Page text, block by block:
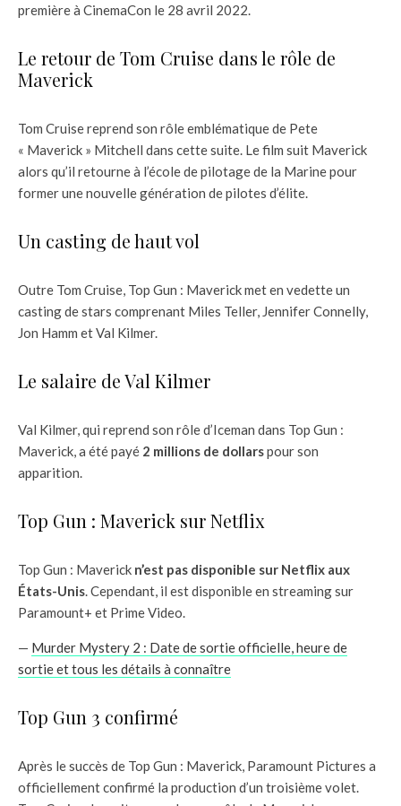
première à CinemaCon le 28 avril 2022.
Le retour de Tom Cruise dans le rôle de
Maverick
Tom Cruise reprend son rôle emblématique de Pete
« Maverick » Mitchell dans cette suite. Le film suit Maverick
alors qu’il retourne à l’école de pilotage de la Marine pour
former une nouvelle génération de pilotes d’élite.
Un casting de haut vol
Outre Tom Cruise, Top Gun : Maverick met en vedette un
casting de stars comprenant Miles Teller, Jennifer Connelly,
Jon Hamm et Val Kilmer.
Le salaire de Val Kilmer
Val Kilmer, qui reprend son rôle d’Iceman dans Top Gun :
Maverick, a été payé 2 millions de dollarspour son
apparition.
Top Gun : Maverick sur Netflix
Top Gun : Maverick n’est pas disponible sur Netflix aux
États-Unis. Cependant, il est disponible en streaming sur
Paramount+ et Prime Video.
— Murder Mystery 2 : Date de sortie officielle, heure de
sortie et tous les détails à connaître
Top Gun 3 confirmé
Après le succès de Top Gun : Maverick, Paramount Pictures a
officiellement confirmé la production d’un troisième volet.